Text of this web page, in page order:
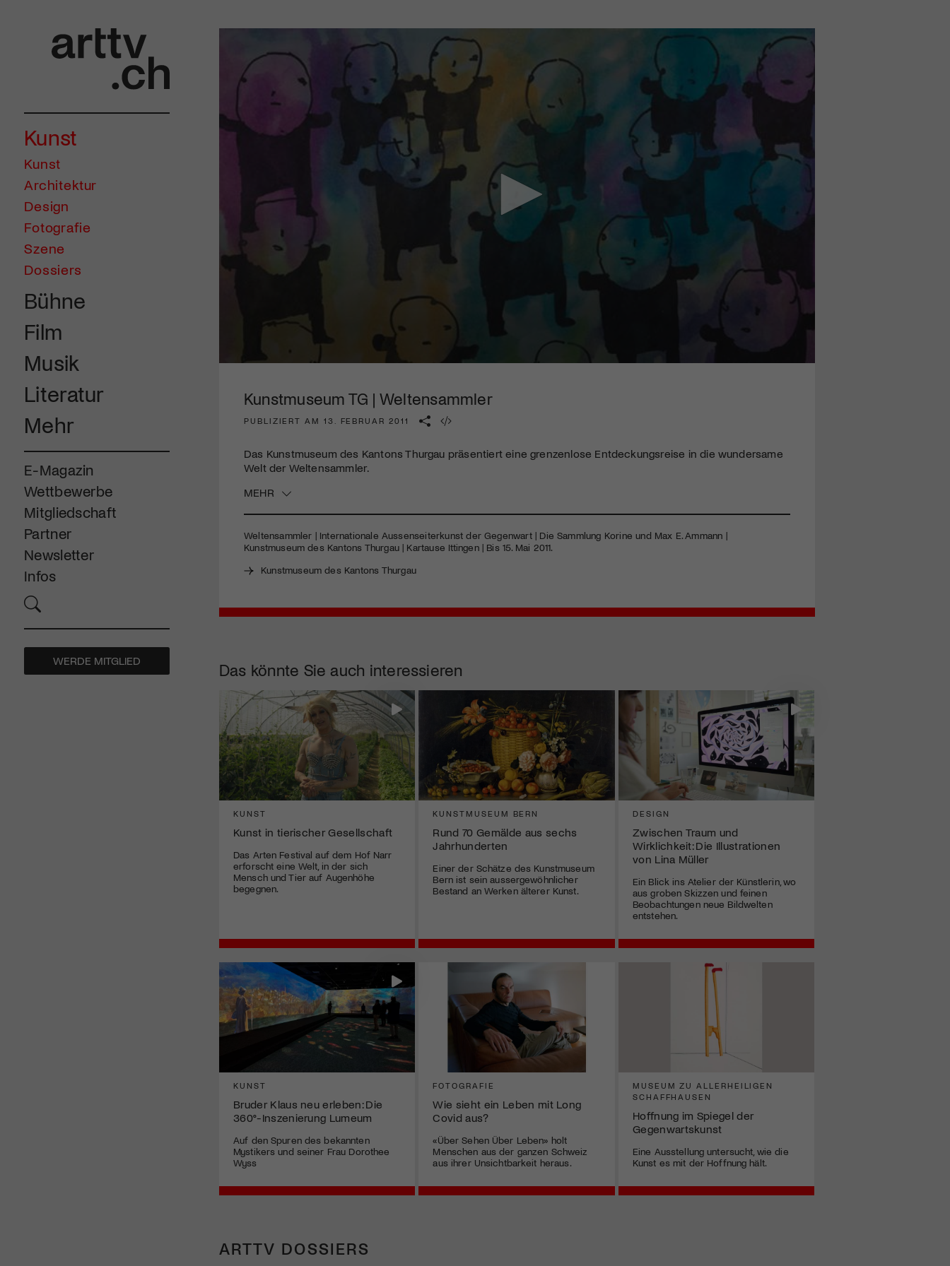
Kunst
Kunst
Architektur
Design
Fotografie
Szene
Dossiers
Bühne
Film
Musik
Literatur
Mehr
E-Magazin
Wettbewerbe
Mitgliedschaft
Partner
Newsletter
Infos
WERDE MITGLIED
Kunstmuseum TG | Weltensammler
PUBLIZIERT AM 13. FEBRUAR 2011
Das Kunstmuseum des Kantons Thurgau präsentiert eine grenzenlose Entdeckungsreise in die wundersame
Welt der Weltensammler.
MEHR
Weltensammler | Internationale Aussenseiterkunst der Gegenwart | Die Sammlung Korine und Max E. Ammann |
Kunstmuseum des Kantons Thurgau | Kartause Ittingen | Bis 15. Mai 2011.
Kunstmuseum des Kantons Thurgau
Das könnte Sie auch interessieren
KUNST
Kunst in tierischer Gesellschaft
Das Arten Festival auf dem Hof Narr
erforscht eine Welt, in der sich
Mensch und Tier auf Augenhöhe
begegnen.
KUNSTMUSEUM BERN
Rund 70 Gemälde aus sechs
Jahrhunderten
Einer der Schätze des Kunstmuseum
Bern ist sein aussergewöhnlicher
Bestand an Werken älterer Kunst.
DESIGN
Zwischen Traum und
Wirklichkeit: Die Illustrationen
von Lina Müller
Ein Blick ins Atelier der Künstlerin, wo
aus groben Skizzen und feinen
Beobachtungen neue Bildwelten
entstehen.
KUNST
Bruder Klaus neu erleben: Die
360°-Inszenierung Lumeum
Auf den Spuren des bekannten
Mystikers und seiner Frau Dorothee
Wyss
FOTOGRAFIE
Wie sieht ein Leben mit Long
Covid aus?
«Über Sehen Über Leben» holt
Menschen aus der ganzen Schweiz
aus ihrer Unsichtbarkeit heraus.
MUSEUM ZU ALLERHEILIGEN
SCHAFFHAUSEN
Hoffnung im Spiegel der
Gegenwartskunst
Eine Ausstellung untersucht, wie die
Kunst es mit der Hoffnung hält.
ARTTV DOSSIERS
Mach mit: «Be Part of the Art»!
Mit deiner Mitgliedschaft erhältst du kostenlosen Zugang zu
diversen Kulturevents.
Jetzt Mitglied werden